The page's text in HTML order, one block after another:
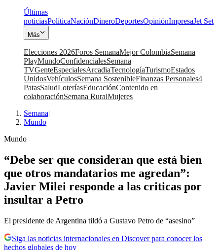
Últimas
noticiasPolíticaNaciónDineroDeportesOpiniónImpresaJet Set
Más
Elecciones 2026Foros SemanaMejor ColombiaSemana
PlayMundoConfidencialesSemana
TVGenteEspecialesArcadiaTecnologíaTurismoEstados
UnidosVehículosSemana SostenibleFinanzas Personales4
PatasSaludLoteríasEducaciónContenido en
colaboraciónSemana RuralMujeres
Semana|
Mundo
Mundo
“Debe ser que consideran que está bien
que otros mandatarios me agredan”:
Javier Milei responde a las criticas por
insultar a Petro
El presidente de Argentina tildó a Gustavo Petro de “asesino”
Siga las noticias internacionales en Discover para conocer los
hechos globales de hoy